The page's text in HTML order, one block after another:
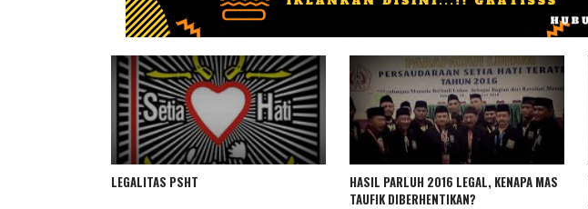
LEGALITAS PSHT
HASIL PARLUH 2016 LEGAL, KENAPA MAS
TAUFIK DIBERHENTIKAN?